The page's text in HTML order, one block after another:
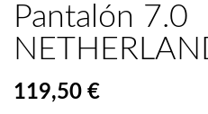
Pantalón 7.0
119,50 €